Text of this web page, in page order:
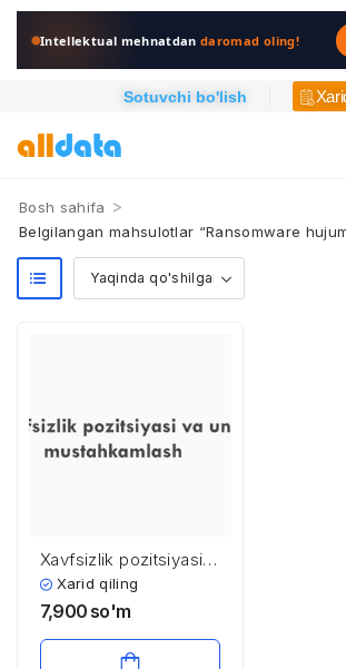
Intellektual mehnatdandaromad oling!
Sotuvchi bo'lish
Bosh sahifa >
Belgilangan mahsulotlar “Ransomware
Xavfsizlik pozitsiyasi
va uni mustahkamlash
Xarid qiling
7,900 so'm